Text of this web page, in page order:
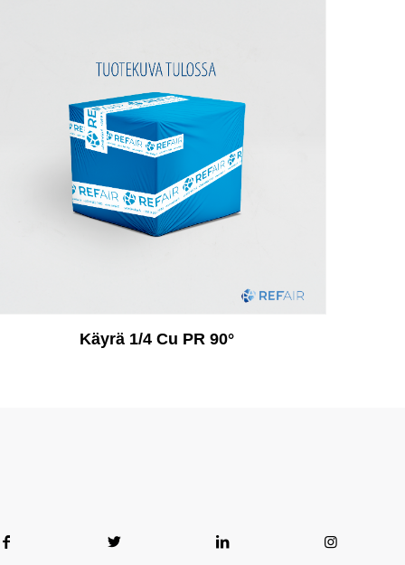
Käyrä 1/4 Cu PR 90°